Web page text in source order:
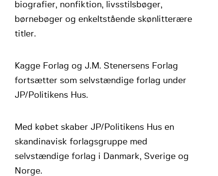
biografier, nonfiktion, livsstilsbøger,
børnebøger og enkeltstående skønlitterære
titler.
Kagge Forlag og J.M. Stenersens Forlag
fortsætter som selvstændige forlag under
JP/Politikens Hus.
Med købet skaber JP/Politikens Hus en
skandinavisk forlagsgruppe med
selvstændige forlag i Danmark, Sverige og
Norge.